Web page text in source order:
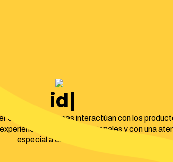
identidad cor
cómo las personas interactúan con los
intuitivas, funcionales y con una
especial a cada detalle.